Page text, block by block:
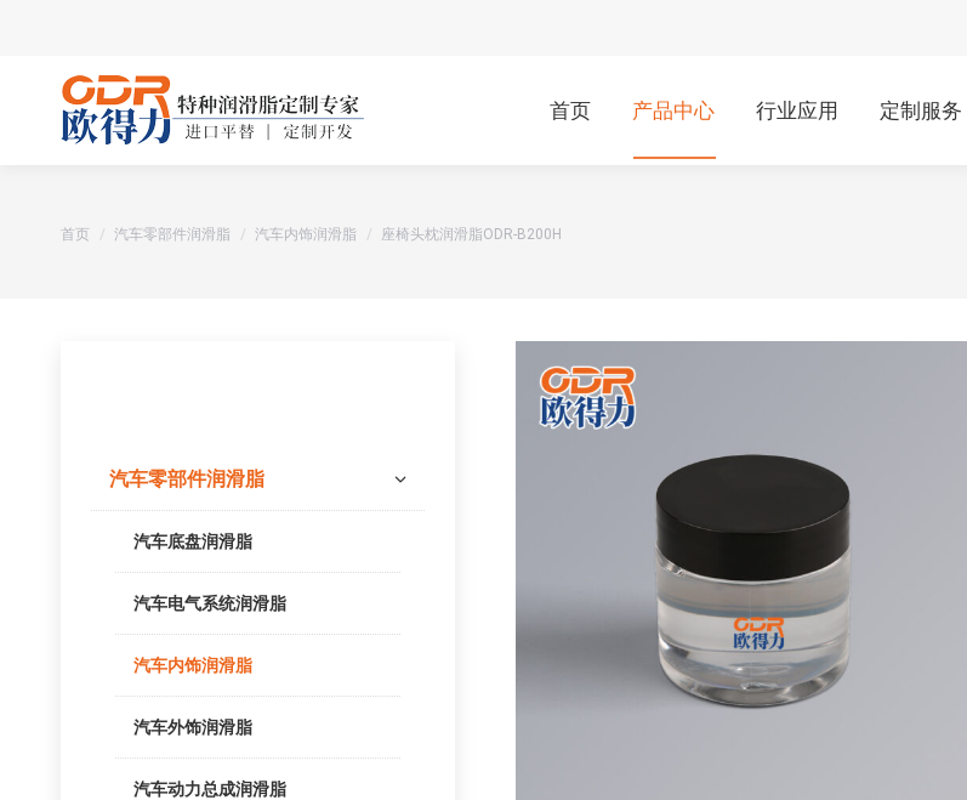
首页 产品中心 行业应用 定制服务
您在这里：
首页 汽车零部件润滑脂 汽车内饰润滑脂 座椅头枕润滑脂ODR-B200H
汽车零部件润滑脂
汽车底盘润滑脂
汽车电气系统润滑脂
汽车内饰润滑脂
汽车外饰润滑脂
汽车动力总成润滑脂